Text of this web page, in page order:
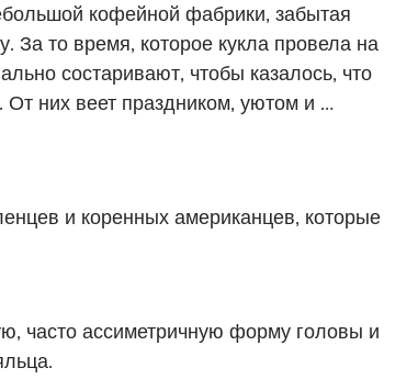
кофейной фабрики, забытая
За то время, которое кукла провела на
состаривают, чтобы казалось, что
От них веет праздником, уютом и …
и коренных американцев, которые
часто ассиметричную форму головы и